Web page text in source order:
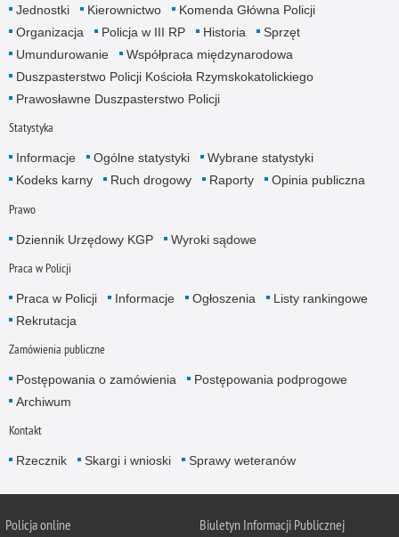
Jednostki Kierownictwo
Komenda Główna Policji
Organizacja
Policja w III RP Historia
Sprzęt
Umundurowanie
Współpraca międzynarodowa
Duszpasterstwo Policji Kościoła Rzymskokatolickiego
Prawosławne Duszpasterstwo Policji
Statystyka
Informacje Ogólne statystyki
Wybrane statystyki
Kodeks karny
Ruch drogowy Raporty Opinia publiczna
Prawo
Dziennik Urzędowy KGP Wyroki sądowe
Praca w Policji
Praca w Policji Informacje Ogłoszenia
Listy rankingowe
Rekrutacja
Zamówienia publiczne
Postępowania o zamówienia
Postępowania podprogowe
Archiwum
Kontakt
Rzecznik Skargi i wnioski Sprawy weteranów
Policjaonline Biuletyn Informacji Publicznej